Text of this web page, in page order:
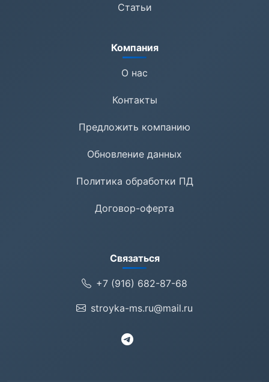
Статьи
Компания
О нас
Контакты
Предложить компанию
Обновление данных
Политика обработки ПД
Договор-оферта
Связаться
+7 (916) 682-87-68
stroyka-ms.ru@mail.ru